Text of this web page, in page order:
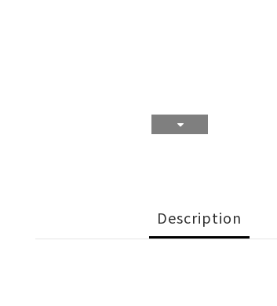
Description